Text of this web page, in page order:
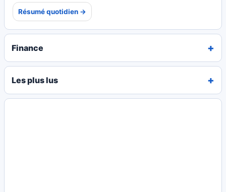
Résumé quotidien →
Finance
Les plus lus